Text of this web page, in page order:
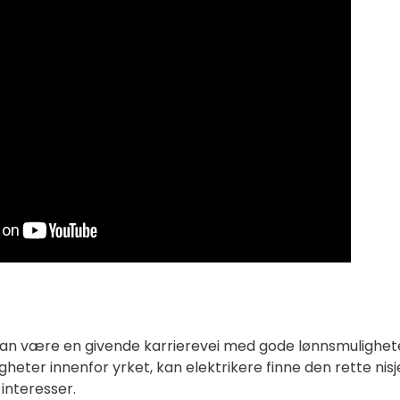
være en givende karrierevei med gode
innenfor yrket, kan elektrikere finne den rette